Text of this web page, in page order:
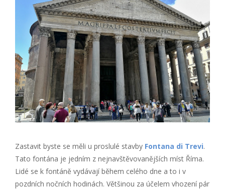
Zastavit byste se měli u proslulé stavby Fontana di Trevi.
Tato fontána je jedním z nejnavštěvovanějších míst Říma.
Lidé se k fontáně vydávají během celého dne a to i v
pozdních nočních hodinách. Většinou za účelem vhození pár